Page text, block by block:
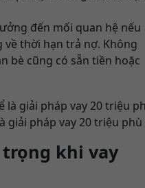
đến mối quan hệ nếu
thời hạn trả nợ. Không
bè cũng có sẵn tiền hoặc
giải pháp vay 20 triệu
khi vay